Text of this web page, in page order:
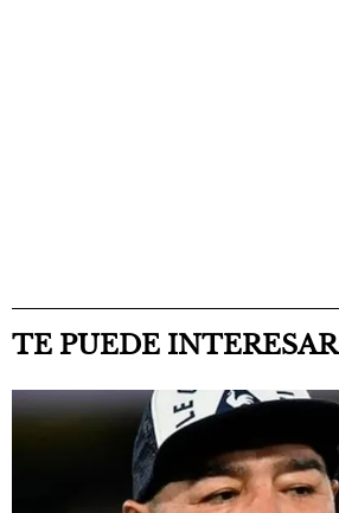
TE PUEDE INTERESAR